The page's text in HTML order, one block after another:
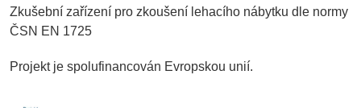
Zkušební zařízení pro zkoušení lehacího nábytku dle normy
ČSN EN 1725
Projekt je spolufinancován Evropskou unií.